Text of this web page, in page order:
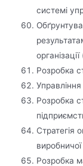
системі
Розробка
Розробка
Стратегія
Розробка